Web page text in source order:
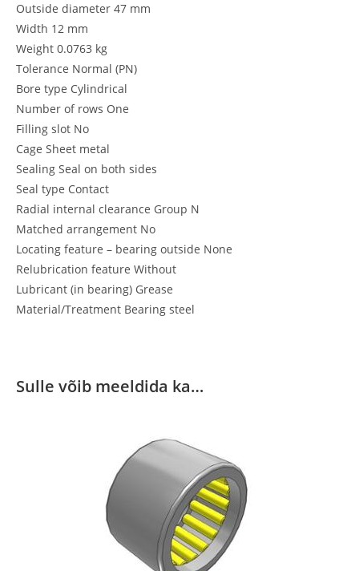
Outside diameter 47 mm
Width 12 mm
Weight 0.0763 kg
Tolerance Normal (PN)
Bore type Cylindrical
Number of rows One
Filling slot No
Cage Sheet metal
Sealing Seal on both sides
Seal type Contact
Radial internal clearance Group N
Matched arrangement No
Locating feature – bearing outside None
Relubrication feature Without
Lubricant (in bearing) Grease
Material/Treatment Bearing steel
Sulle võib meeldida ka…